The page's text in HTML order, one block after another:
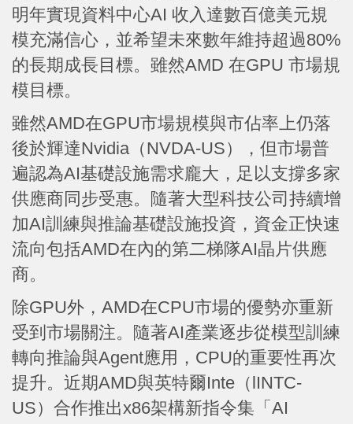
明年實現資料中心AI 收入達數百億美元規
模充滿信心，並希望未來數年維持超過80%
的長期成長目標。雖然AMD 在GPU 市場規
模目標。
雖然AMD在GPU市場規模與市佔率上仍落
後於輝達Nvidia（NVDA-US），但市場普
遍認為AI基礎設施需求龐大，足以支撐多家
供應商同步受惠。隨著大型科技公司持續增
加AI訓練與推論基礎設施投資，資金正快速
流向包括AMD在內的第二梯隊AI晶片供應
商。
除GPU外，AMD在CPU市場的優勢亦重新
受到市場關注。隨著AI產業逐步從模型訓練
轉向推論與Agent應用，CPU的重要性再次
提升。近期AMD與英特爾Inte（lINTC-
US）合作推出x86架構新指令集「AI